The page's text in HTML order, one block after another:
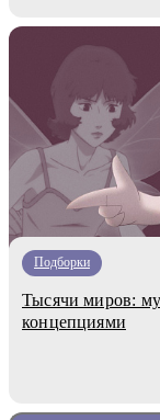
Подборки
Тысячи миров:
концепциями